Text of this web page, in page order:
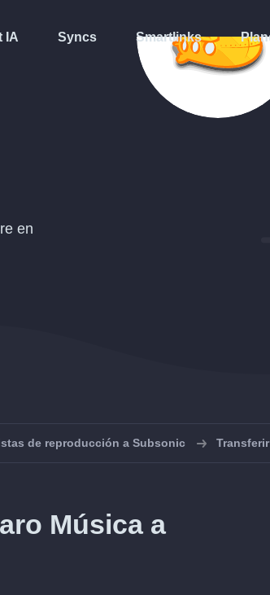
IA Syncs Smartlinks
en
de reproducción a Subsonic
Música a